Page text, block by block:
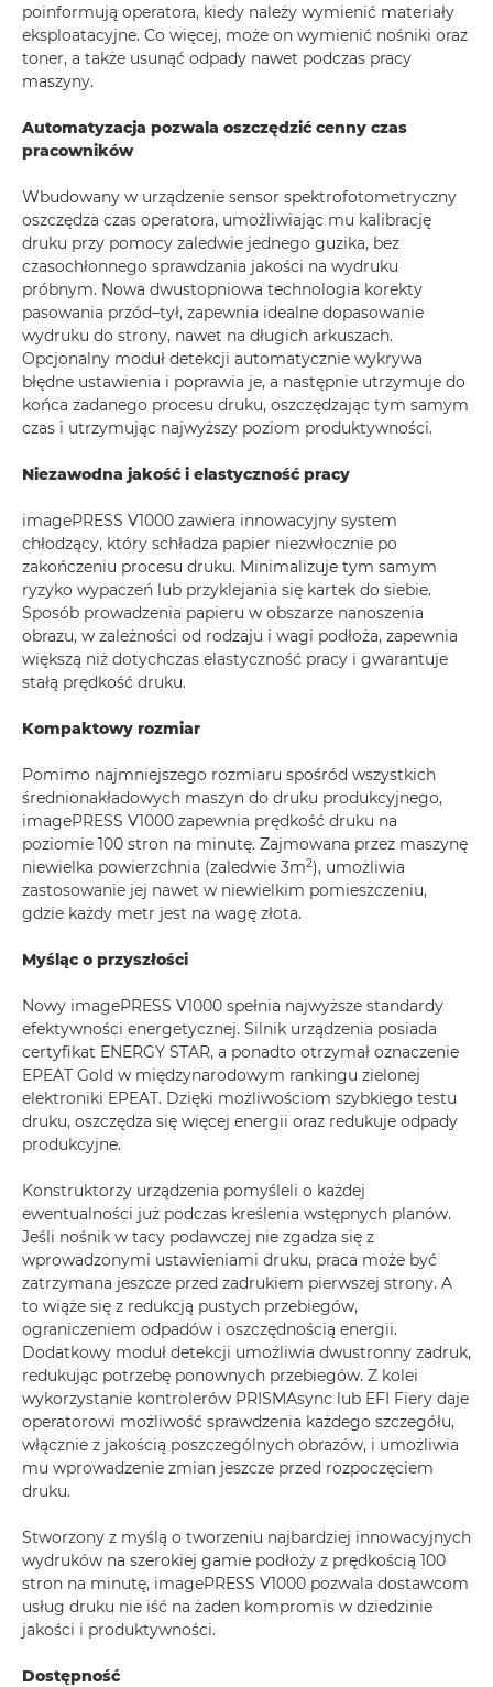
poinformują operatora, kiedy należy wymienić materiały
eksploatacyjne. Co więcej, może on wymienić nośniki oraz
toner, a także usunąć odpady nawet podczas pracy
maszyny.
Automatyzacja pozwala oszczędzić cenny czas
pracowników
Wbudowany w urządzenie sensor spektrofotometryczny
oszczędza czas operatora, umożliwiając mu kalibrację
druku przy pomocy zaledwie jednego guzika, bez
czasochłonnego sprawdzania jakości na wydruku
próbnym. Nowa dwustopniowa technologia korekty
pasowania przód–tył, zapewnia idealne dopasowanie
wydruku do strony, nawet na długich arkuszach.
Opcjonalny moduł detekcji automatycznie wykrywa
błędne ustawienia i poprawia je, a następnie utrzymuje do
końca zadanego procesu druku, oszczędzając tym samym
czas i utrzymując najwyższy poziom produktywności.
Niezawodna jakość i elastyczność pracy
imagePRESS V1000 zawiera innowacyjny system
chłodzący, który schładza papier niezwłocznie po
zakończeniu procesu druku. Minimalizuje tym samym
ryzyko wypaczeń lub przyklejania się kartek do siebie.
Sposób prowadzenia papieru w obszarze nanoszenia
obrazu, w zależności od rodzaju i wagi podłoża, zapewnia
większą niż dotychczas elastyczność pracy i gwarantuje
stałą prędkość druku.
Kompaktowy rozmiar
Pomimo najmniejszego rozmiaru spośród wszystkich
średnionakładowych maszyn do druku produkcyjnego,
imagePRESS V1000 zapewnia prędkość druku na
poziomie 100 stron na minutę. Zajmowana przez maszynę
niewielka powierzchnia (zaledwie 3m2), umożliwia
zastosowanie jej nawet w niewielkim pomieszczeniu,
gdzie każdy metr jest na wagę złota.
Myśląc o przyszłości
Nowy imagePRESS V1000 spełnia najwyższe standardy
efektywności energetycznej. Silnik urządzenia posiada
certyfikat ENERGY STAR, a ponadto otrzymał oznaczenie
EPEAT Gold w międzynarodowym rankingu zielonej
elektroniki EPEAT. Dzięki możliwościom szybkiego testu
druku, oszczędza się więcej energii oraz redukuje odpady
produkcyjne.
Konstruktorzy urządzenia pomyśleli o każdej
ewentualności już podczas kreślenia wstępnych planów.
Jeśli nośnik w tacy podawczej nie zgadza się z
wprowadzonymi ustawieniami druku, praca może być
zatrzymana jeszcze przed zadrukiem pierwszej strony. A
to wiąże się z redukcją pustych przebiegów,
ograniczeniem odpadów i oszczędnością energii.
Dodatkowy moduł detekcji umożliwia dwustronny zadruk,
redukując potrzebę ponownych przebiegów. Z kolei
wykorzystanie kontrolerów PRISMAsync lub EFI Fiery daje
operatorowi możliwość sprawdzenia każdego szczegółu,
włącznie z jakością poszczególnych obrazów, i umożliwia
mu wprowadzenie zmian jeszcze przed rozpoczęciem
druku.
Stworzony z myślą o tworzeniu najbardziej innowacyjnych
wydruków na szerokiej gamie podłoży z prędkością 100
stron na minutę, imagePRESS V1000 pozwala dostawcom
usług druku nie iść na żaden kompromis w dziedzinie
jakości i produktywności.
Dostępność